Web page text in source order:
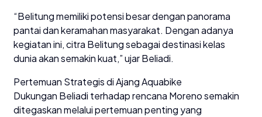
“Belitung memiliki potensi besar dengan panorama
pantai dan keramahan masyarakat. Dengan adanya
kegiatan ini, citra Belitung sebagai destinasi kelas
dunia akan semakin kuat,” ujar Beliadi.
Pertemuan Strategis di Ajang Aquabike
Dukungan Beliadi terhadap rencana Moreno semakin
ditegaskan melalui pertemuan penting yang